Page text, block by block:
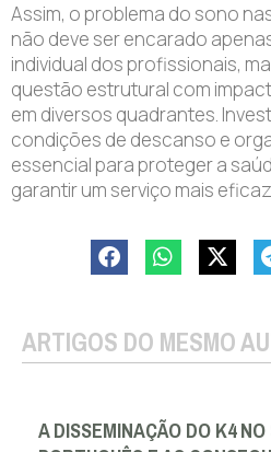
Assim, o problema do sono
não deve ser encarado
individual dos profissionais,
questão estrutural com
em diversos quadrantes.
condições de descanso e
essencial para proteger a
garantir um serviço mais
ARTIGOS DO MESMO
A DISSEMINAÇÃO DO K4